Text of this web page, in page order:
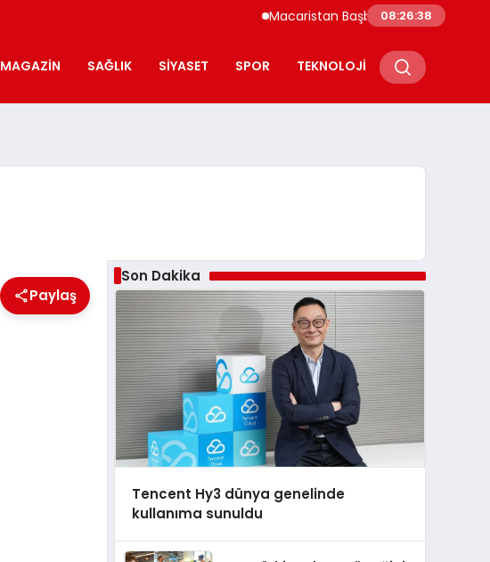
Macaristan Başbakanı Duyurdu Paks
08:26:39
MAGAZIN SAĞLIK SIYASET SPOR TEKNOLOJI
Paylaş
Son Dakika
Tencent Hy3 dünya genelinde
kullanıma sunuldu